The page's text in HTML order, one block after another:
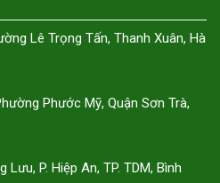
Lê Trọng Tấn, Thanh Xuân, Hà
Phước Mỹ, Quận Sơn Trà,
P. Hiệp An, TP. TDM, Bình